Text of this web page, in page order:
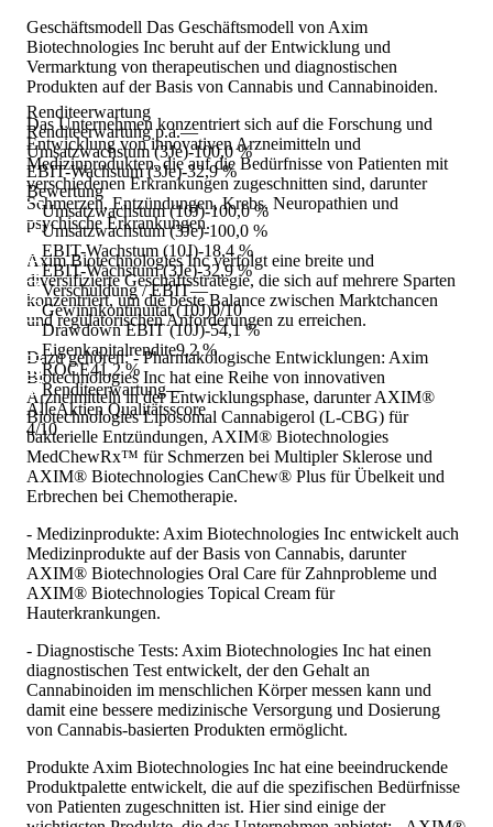
Renditeerwartung
Renditeerwartung p.a.—
Umsatzwachstum (3Je)-100,0 %
EBIT-Wachstum (3Je)-32,9 %
Bewertung
Umsatzwachstum (10J)-100,0 %
Umsatzwachstum (3Je)-100,0 %
EBIT-Wachstum (10J)-18,4 %
EBIT-Wachstum (3Je)-32,9 %
Verschuldung / EBIT—
Gewinnkontinuität (10J)0/10
Drawdown EBIT (10J)-54,1 %
Eigenkapitalrendite9,2 %
ROCE41,2 %
Renditeerwartung—
AlleAktien Qualitätsscore
4/10
Geschäftsmodell Das Geschäftsmodell von Axim
Biotechnologies Inc beruht auf der Entwicklung und
Vermarktung von therapeutischen und diagnostischen
Produkten auf der Basis von Cannabis und Cannabinoiden.
Das Unternehmen konzentriert sich auf die Forschung und
Entwicklung von innovativen Arzneimitteln und
Medizinprodukten, die auf die Bedürfnisse von Patienten mit
verschiedenen Erkrankungen zugeschnitten sind, darunter
Schmerzen, Entzündungen, Krebs, Neuropathien und
psychische Erkrankungen.
Axim Biotechnologies Inc verfolgt eine breite und
diversifizierte Geschäftsstrategie, die sich auf mehrere Sparten
konzentriert, um die beste Balance zwischen Marktchancen
und regulatorischen Anforderungen zu erreichen.
Dazu gehören: - Pharmakologische Entwicklungen: Axim
Biotechnologies Inc hat eine Reihe von innovativen
Arzneimitteln in der Entwicklungsphase, darunter AXIM®
Biotechnologies Liposomal Cannabigerol (L-CBG) für
bakterielle Entzündungen, AXIM® Biotechnologies
MedChewRx™ für Schmerzen bei Multipler Sklerose und
AXIM® Biotechnologies CanChew® Plus für Übelkeit und
Erbrechen bei Chemotherapie.
- Medizinprodukte: Axim Biotechnologies Inc entwickelt auch
Medizinprodukte auf der Basis von Cannabis, darunter
AXIM® Biotechnologies Oral Care für Zahnprobleme und
AXIM® Biotechnologies Topical Cream für
Hauterkrankungen.
- Diagnostische Tests: Axim Biotechnologies Inc hat einen
diagnostischen Test entwickelt, der den Gehalt an
Cannabinoiden im menschlichen Körper messen kann und
damit eine bessere medizinische Versorgung und Dosierung
von Cannabis-basierten Produkten ermöglicht.
Produkte Axim Biotechnologies Inc hat eine beeindruckende
Produktpalette entwickelt, die auf die spezifischen Bedürfnisse
von Patienten zugeschnitten ist. Hier sind einige der